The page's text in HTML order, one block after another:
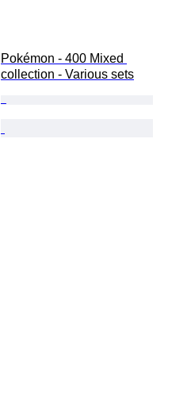
Pokémon - 400 Mixed
collection - Various sets